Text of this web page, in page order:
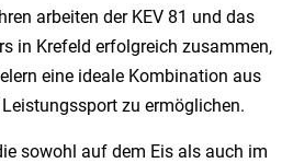
arbeiten der KEV 81 und das
in Krefeld erfolgreich zusammen,
eine ideale Kombination aus
zu ermöglichen.
sowohl auf dem Eis als auch im